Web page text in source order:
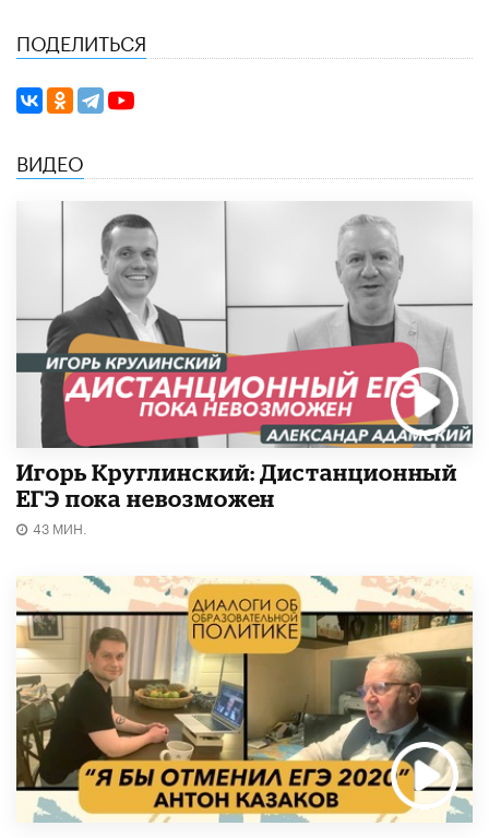
ПОДЕЛИТЬСЯ
ВИДЕО
Игорь Круглинский: Дистанционный
ЕГЭ пока невозможен
43 МИН.